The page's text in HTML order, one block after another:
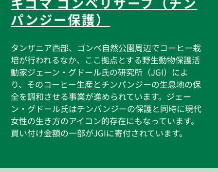
パンジー保護）
タンザニア西部、ゴンベ自然公園周辺でコーヒー栽
培が行われるなか、ここ拠点とする野生動物保護活
動家ジェーン・グドール氏の研究所（JGI）によ
り、そのコーヒー生産とチンパンジーの生息地の保
全を調和させる事業が進められています。ジェー
ン・グドール氏はチンパンジーの保護と同時に現代
女性の生き方のアイコン的存在にもなっています。
買い付け金額の一部がJGIに寄付されています。